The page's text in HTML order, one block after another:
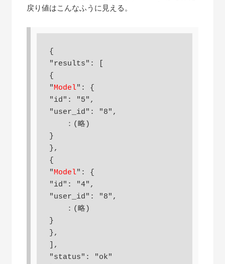
戻り値はこんなふうに見える。
{
"results": [
{
"Model": {
"id": "5",
"user_id": "8",
：(略)
}
},
{
"Model": {
"id": "4",
"user_id": "8",
：(略)
}
},
],
"status": "ok"